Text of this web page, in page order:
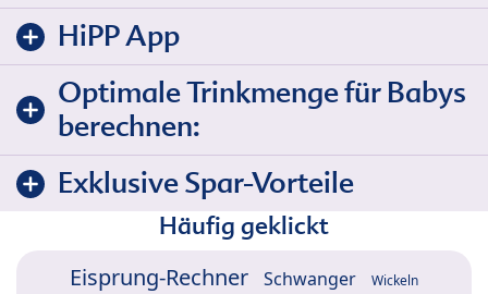
HiPP App
Optimale Trinkmenge für Babys
berechnen:
Exklusive Spar-Vorteile
Häufig geklickt
Eisprung-Rechner Schwanger Wickeln